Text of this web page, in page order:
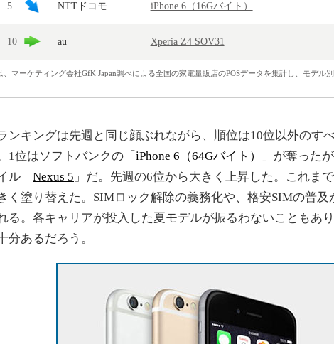
5 NTTドコモ iPhone 6（16Gバイト）
10 au Xperia Z4 SOV31
、マーケティング会社GfK Japan調べによる全国の家電量販店のPOSデータを集計し、モデル
ンキングは先週と同じ顔ぶれながら、順位は10位以外のす
1位はソフトバンクの「 iPhone 6（64Gバイト）
」が奪った
ル「 Nexus 5 」だ。先週の6位から大きく上昇した。これま
く塗り替えた。SIMロック解除の義務化や、格安SIMの普及
る。各キャリアが投入した夏モデルが振るわないこともあ
分あるだろう。